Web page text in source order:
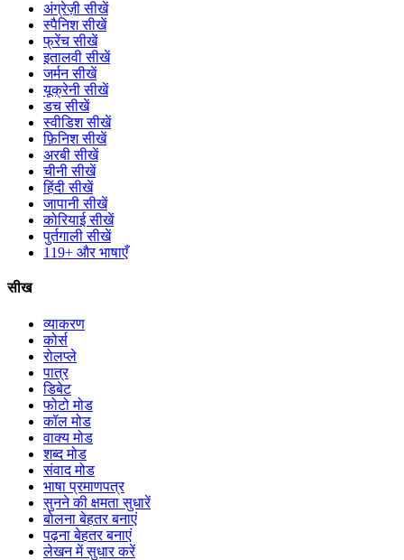
अंग्रेज़ी सीखें
स्पैनिश सीखें
फ्रेंच सीखें
इतालवी सीखें
जर्मन सीखें
यूक्रेनी सीखें
डच सीखें
स्वीडिश सीखें
फ़िनिश सीखें
अरबी सीखें
चीनी सीखें
हिंदी सीखें
जापानी सीखें
कोरियाई सीखें
पुर्तगाली सीखें
119+ और भाषाएँ
सीख
व्याकरण
कोर्स
रोलप्ले
पात्र
डिबेट
फोटो मोड
कॉल मोड
वाक्य मोड
शब्द मोड
संवाद मोड
भाषा प्रमाणपत्र
सुनने की क्षमता सुधारें
बोलना बेहतर बनाएं
पढ़ना बेहतर बनाएं
लेखन में सुधार करें